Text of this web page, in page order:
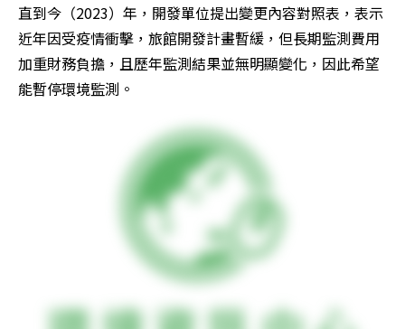
直到今（2023）年，開發單位提出變更內容對照表，表示
近年因受疫情衝擊，旅館開發計畫暫緩，但長期監測費用
加重財務負擔，且歷年監測結果並無明顯變化，因此希望
能暫停環境監測。